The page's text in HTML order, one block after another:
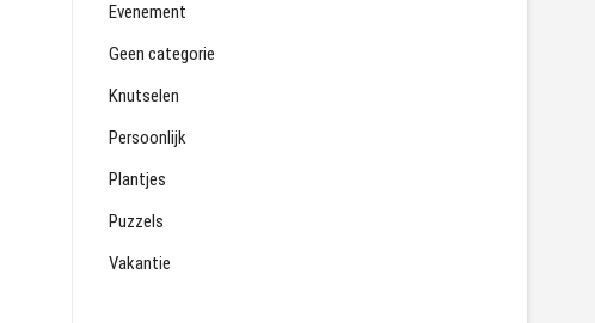
Evenement
Geen categorie
Knutselen
Persoonlijk
Plantjes
Puzzels
Vakantie